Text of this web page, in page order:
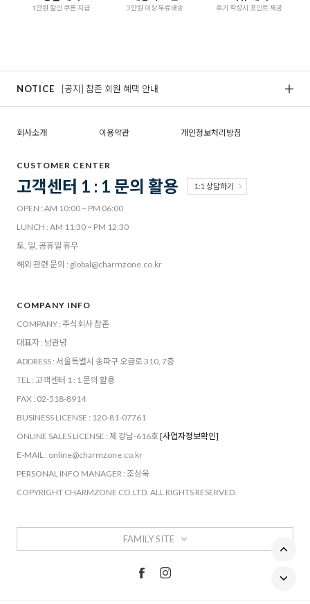
1만원 할인 쿠폰 지급 3만원 이상 무료배송 후기 작성시 포인트 제공
NOTICE [공지] 참존 회원 혜택 안내
회사소개 이용약관 개인정보처리방침
CUSTOMER CENTER
고객센터 1 : 1 문의 활용 1:1 상담하기
OPEN : AM 10:00 ~ PM 06:00
LUNCH : AM 11:30 ~ PM 12:30
토, 일, 공휴일 휴무
해외 관련 문의 : global@charmzone.co.kr
COMPANY INFO
COMPANY : 주식회사 참존
대표자 : 남관녕
ADDRESS : 서울특별시 송파구 오금로 310, 7층
TEL : 고객센터 1 : 1 문의 활용
FAX : 02-518-8914
BUSINESS LICENSE : 120-81-07761
ONLINE SALES LICENSE : 제 강남-616호[사업자정보확인]
E-MAIL : online@charmzone.co.kr
PERSONAL INFO MANAGER : 조상욱
COPYRIGHT CHARMZONE CO.LTD. ALL RIGHTS RESERVED.
FAMILY SITE